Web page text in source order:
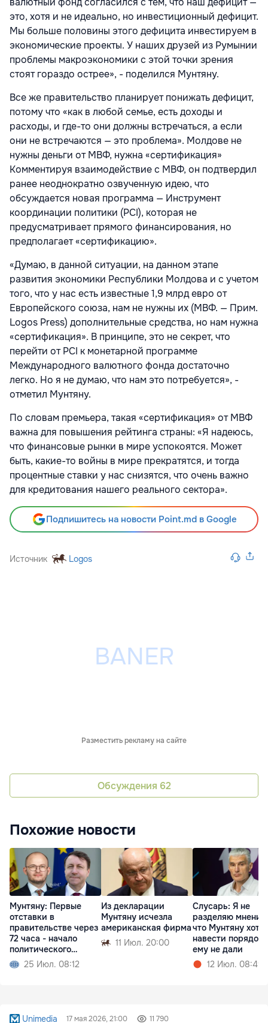
это, хотя и не идеально, но инвестиционный дефицит.
Мы больше половины этого дефицита инвестируем в
экономические проекты. У наших друзей из Румынии
проблемы макроэкономики с этой точки зрения
стоят гораздо острее», - поделился Мунтяну.
Все же правительство планирует понижать дефицит,
потому что «как в любой семье, есть доходы и
расходы, и где-то они должны встречаться, а если
они не встречаются — это проблема». Молдове не
нужны деньги от МВФ, нужна «сертификация»
Комментируя взаимодействие с МВФ, он подтвердил
ранее неоднократно озвученную идею, что
обсуждается новая программа — Инструмент
координации политики (PCI), которая не
предусматривает прямого финансирования, но
предполагает «сертификацию».
«Думаю, в данной ситуации, на данном этапе
развития экономики Республики Молдова и с учетом
того, что у нас есть известные 1,9 млрд евро от
Европейского союза, нам не нужны их (МВФ. — Прим.
Logos Press) дополнительные средства, но нам нужна
«сертификация». В принципе, это не секрет, что
перейти от PCI к монетарной программе
Международного валютного фонда достаточно
легко. Но я не думаю, что нам это потребуется», -
отметил Мунтяну.
По словам премьера, такая «сертификация» от МВФ
важна для повышения рейтинга страны: «Я надеюсь,
что финансовые рынки в мире успокоятся. Может
быть, какие-то войны в мире прекратятся, и тогда
процентные ставки у нас снизятся, что очень важно
для кредитования нашего реального сектора».
Подпишитесь на новости Point.md в Google
Источник Logos
Разместить рекламу на сайте
Обсуждения 62
Похожие новости
Мунтяну: Первые
отставки в
правительстве через
72 часа - начало
политического
кризиса
25 Июл. 08:12
Из декларации
Мунтяну исчезла
американская фирма
11 Июл. 20:00
Слусарь: Я не
разделяю мнения,
что Мунтяну
навести порядок,
ему не дали
12 Июл. 08:49
Unimedia 17 мая 2026, 21:00 11 790